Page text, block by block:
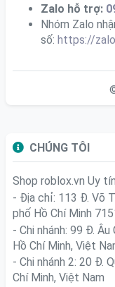
Zalo hỗ trợ:
Nhóm Zalo
số: https://
CHÚNG TÔI
Shop roblox.vn Uy
- Địa chỉ: 113 Đ. Võ
phố Hồ Chí Minh
- Chi nhánh: 99 Đ.
Hồ Chí Minh, Việt
- Chi nhánh 2: 20 Đ.
Chí Minh, Việt Nam